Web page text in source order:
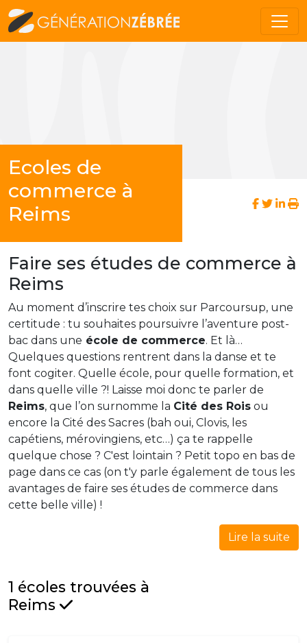
Ecoles de
commerce à
Reims
Faire ses études de commerce à
Reims
Au moment d’inscrire tes choix sur Parcoursup, une
certitude : tu souhaites poursuivre l’aventure post-
bac dans une école de commerce. Et là…
Quelques questions rentrent dans la danse et te
font cogiter. Quelle école, pour quelle formation, et
dans quelle ville ?! Laisse moi donc te parler de
Reims, que l’on surnomme la Cité des Rois ou
encore la Cité des Sacres (bah oui, Clovis, les
capétiens, mérovingiens, etc…) ça te rappelle
quelque chose ? C'est lointain ? Petit topo en bas de
page dans ce cas (on t'y parle également de tous les
avantages de faire ses études de commerce dans
cette belle ville) !
Lire la suite
1 écoles trouvées à
Reims